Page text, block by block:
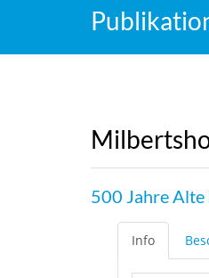
500 Jahre Alte
Info